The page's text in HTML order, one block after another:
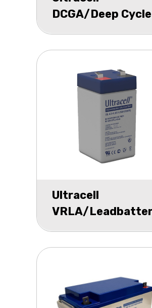
DCGA/Deep Cycle
35000mAh
Ultracell
VRLA/